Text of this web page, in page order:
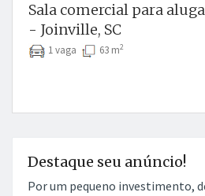
Sala comercial para
- Joinville, SC
1 vaga 63 m2
Destaque seu anúncio!
Por um pequeno investimento,